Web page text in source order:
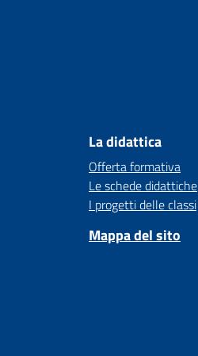
La didattica
Offerta formativa
Le schede didattiche
I progetti delle classi
Mappa del sito